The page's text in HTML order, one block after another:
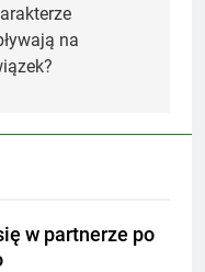
na
w partnerze po